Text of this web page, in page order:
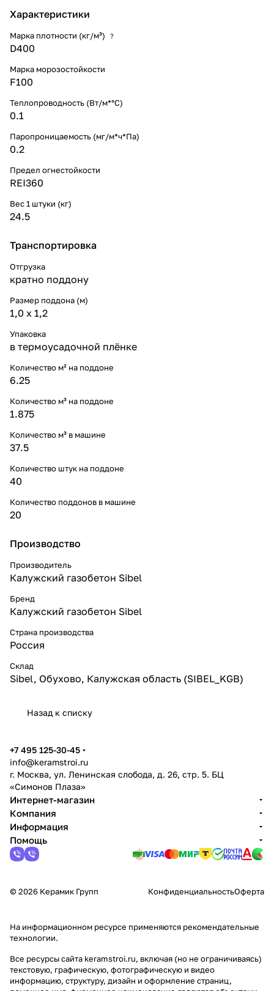
Характеристики
Марка плотности (кг/м³) ?
D400
Марка морозостойкости
F100
Теплопроводность (Вт/м*°С)
0.1
Паропроницаемость (мг/м*ч*Па)
0.2
Предел огнестойкости
REI360
Вес 1 штуки (кг)
24.5
Транспортировка
Отгрузка
кратно поддону
Размер поддона (м)
1,0 х 1,2
Упаковка
в термоусадочной плёнке
Количество м² на поддоне
6.25
Количество м³ на поддоне
1.875
Количество м³ в машине
37.5
Количество штук на поддоне
40
Количество поддонов в машине
20
Производство
Производитель
Калужский газобетон Sibel
Бренд
Калужский газобетон Sibel
Страна производства
Россия
Склад
Sibel, Обухово, Калужская область (SIBEL_KGB)
Назад к списку
+7 495 125-30-45
info@keramstroi.ru
г. Москва, ул. Ленинская слобода, д. 26, стр. 5. БЦ
«Симонов Плаза»
Интернет-магазин
Компания
Информация
Помощь
© 2026 Керамик Групп КонфиденциальностьОферта
На информационном ресурсе применяются рекомендательные
технологии.
Все ресурсы сайта keramstroi.ru, включая (но не ограничиваясь)
текстовую, графическую, фотографическую и видео
информацию, структуру, дизайн и оформление страниц,